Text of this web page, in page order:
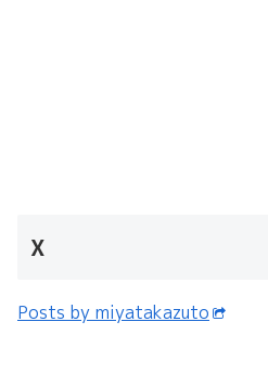
X
Posts by miyatakazuto